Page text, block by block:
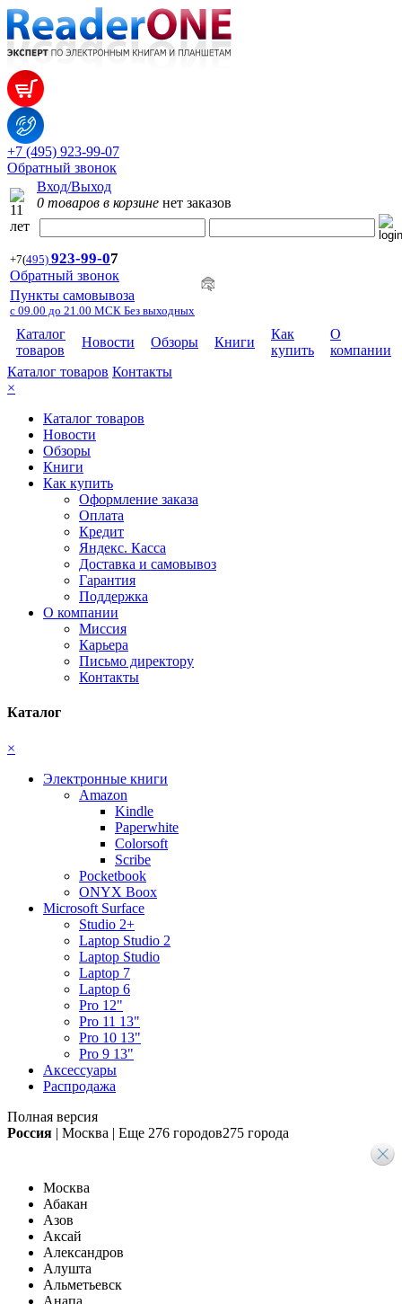
+7 (495) 923-99-07
Обратный звонок
Вход/Выход
0 товаров в корзине нет заказов
+7(495) 923-99-07
Обратный звонок
Пункты самовывоза
с 09.00 до 21.00 МСК Без выходных
Каталог
товаров
Новости Обзоры Книги
Как
купить
О
компании
Каталог товаров Контакты
×
Каталог товаров
Новости
Обзоры
Книги
Как купить
Оформление заказа
Оплата
Кредит
Яндекс. Касса
Доставка и самовывоз
Гарантия
Поддержка
О компании
Миссия
Карьера
Письмо директору
Контакты
Каталог
×
Электронные книги
Amazon
Kindle
Paperwhite
Colorsoft
Scribe
Pocketbook
ONYX Boox
Microsoft Surface
Studio 2+
Laptop Studio 2
Laptop Studio
Laptop 7
Laptop 6
Pro 12"
Pro 11 13"
Pro 10 13"
Pro 9 13"
Аксессуары
Распродажа
Полная версия
Россия | Москва | Еще 276 городов275 города
Москва
Абакан
Азов
Аксай
Александров
Алушта
Альметьевск
Анапа